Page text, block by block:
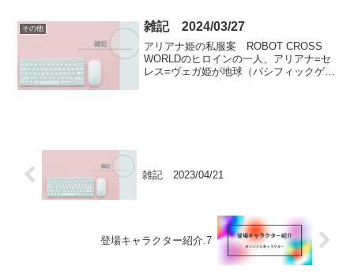
きます。高嶺ひかる（左...
その他 雑記 2024/03/27
アリアナ姫の私服案 ROBOT CROSS
WORLDのヒロインの一人、アリアナ=セ
レス=ヴェガ姫が地球（パシフィックゲー
雑記 2023/04/21
登場キャラクター紹介.7